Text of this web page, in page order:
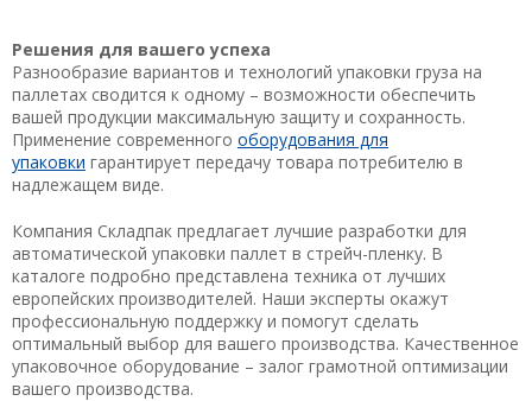
Решения для вашего успеха
Разнообразие вариантов и технологий упаковки груза на
паллетах сводится к одному – возможности обеспечить
вашей продукции максимальную защиту и сохранность.
Применение современного оборудования для
упаковки гарантирует передачу товара потребителю в
надлежащем виде.
Компания Складпак предлагает лучшие разработки для
автоматической упаковки паллет в стрейч-пленку. В
каталоге подробно представлена техника от лучших
европейских производителей. Наши эксперты окажут
профессиональную поддержку и помогут сделать
оптимальный выбор для вашего производства. Качественное
упаковочное оборудование – залог грамотной оптимизации
вашего производства.